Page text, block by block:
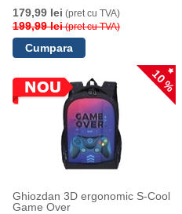
179,99 lei (pret cu TVA)
199,99 lei(pret cu TVA)
10 %
Ghiozdan 3D ergonomic S-Cool
Game Over